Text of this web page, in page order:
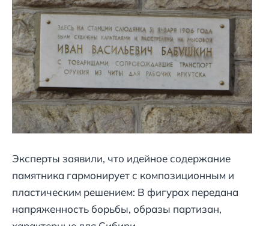
Эксперты заявили, что идейное содержание
памятника гармонирует с композиционным и
пластическим решением: В фигурах передана
напряженность борьбы, образы партизан,